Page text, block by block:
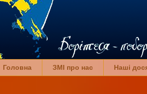
Головна ЗМІ про нас Наші